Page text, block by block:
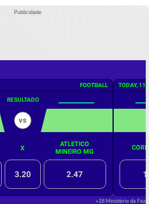
Publicidade